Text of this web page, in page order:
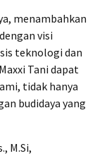
menambahkan
visi
teknologi dan
Tani dapat
tidak hanya
budidaya yang
M.Si,